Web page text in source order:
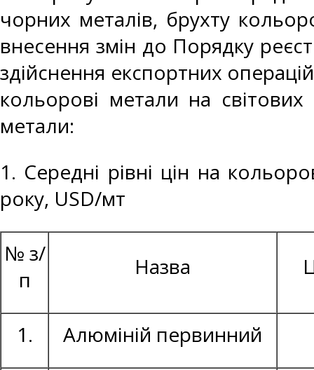
чорних металів, брухту
внесення змін до Порядку
здійснення експортних
кольорові метали на
метали:
1. Середні рівні цін на
року, USD/мт
№ з/
п
Назва
1. Алюміній первинний